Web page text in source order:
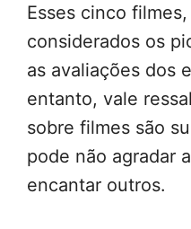
Esses cinco
considerados os
as avaliações dos
entanto, vale
sobre filmes são
pode não agradar
encantar outros.